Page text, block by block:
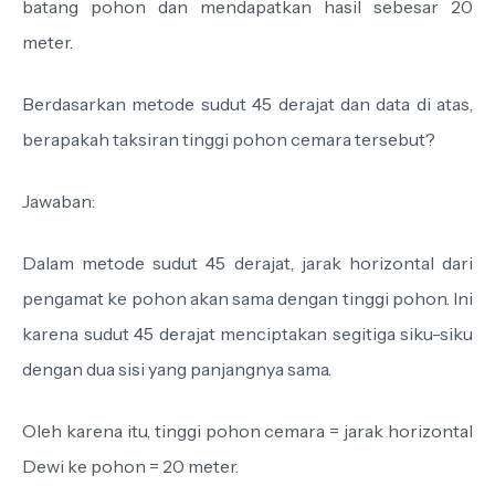
batang pohon dan mendapatkan hasil sebesar 20
meter.
Berdasarkan metode sudut 45 derajat dan data di atas,
berapakah taksiran tinggi pohon cemara tersebut?
Jawaban:
Dalam metode sudut 45 derajat, jarak horizontal dari
pengamat ke pohon akan sama dengan tinggi pohon. Ini
karena sudut 45 derajat menciptakan segitiga siku-siku
dengan dua sisi yang panjangnya sama.
Oleh karena itu, tinggi pohon cemara = jarak horizontal
Dewi ke pohon = 20 meter.